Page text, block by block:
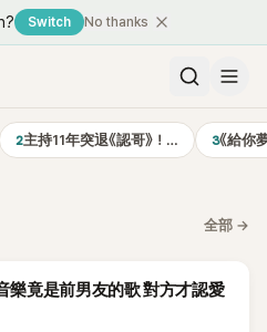
Switch No thanks
2主持11年突退《認哥》！… 3《給你
全部 →
樂竟是前男友的歌 對方才認愛